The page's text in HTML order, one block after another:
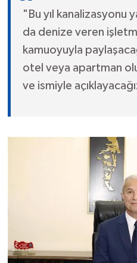
"Bu yıl kanalizasyonu
da denize veren
kamuoyuyla
otel veya apartman
ve ismiyle